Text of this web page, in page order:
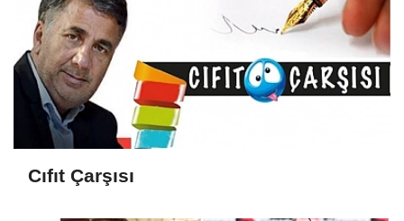
Cıfıt Çarşısı